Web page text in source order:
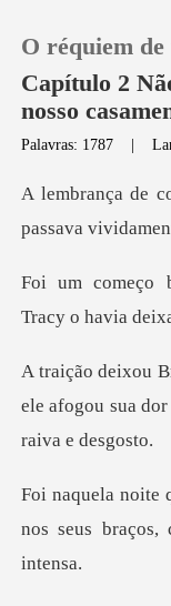
Loja
Histórico
O réquiem
Capítulo 2
nosso
Palavras: 1787 |
passava vi
Tracy o havia deix
ele afogou sua
nos seus braços,